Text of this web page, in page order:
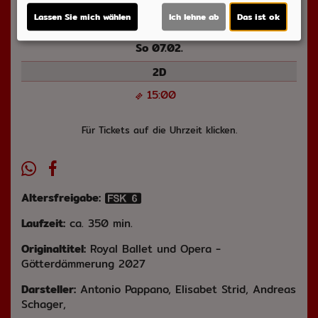
So 07.02.
15:00
2D
Für Tickets auf die Uhrzeit klicken.
Altersfreigabe:
Laufzeit: ca. 350 min.
Originaltitel: Royal Ballet und Opera -
Götterdämmerung 2027
Darsteller: Antonio Pappano, Elisabet Strid, Andreas
Schager,
Lassen Sie mich wählen Ich lehne ab Das ist ok